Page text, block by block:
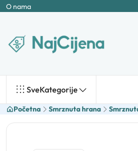
O nama
SveKategorije
Početna Smrznuta hrana